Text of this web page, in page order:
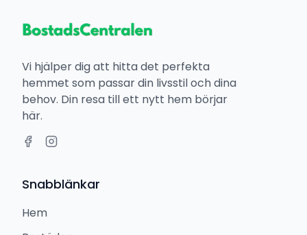
Vi hjälper dig att hitta det perfekta
hemmet som passar din livsstil och dina
behov. Din resa till ett nytt hem börjar
här.
Snabblänkar
Hem